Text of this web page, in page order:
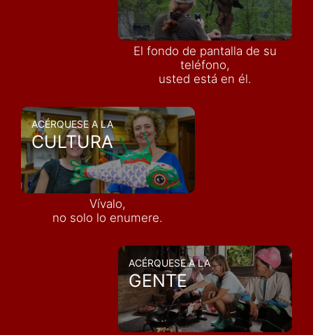
El fondo de pantalla de su
teléfono,
usted está en él.
ACÉRQUESE A LA
CULTURA
Vívalo,
no solo lo enumere.
ACÉRQUESE A LA
GENTE